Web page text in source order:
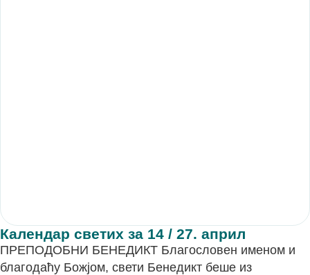
Календар светих за 14 / 27. април
ПРЕПОДОБНИ БЕНЕДИКТ Благословен именом и
благодаћу Божјом, свети Бенедикт беше из